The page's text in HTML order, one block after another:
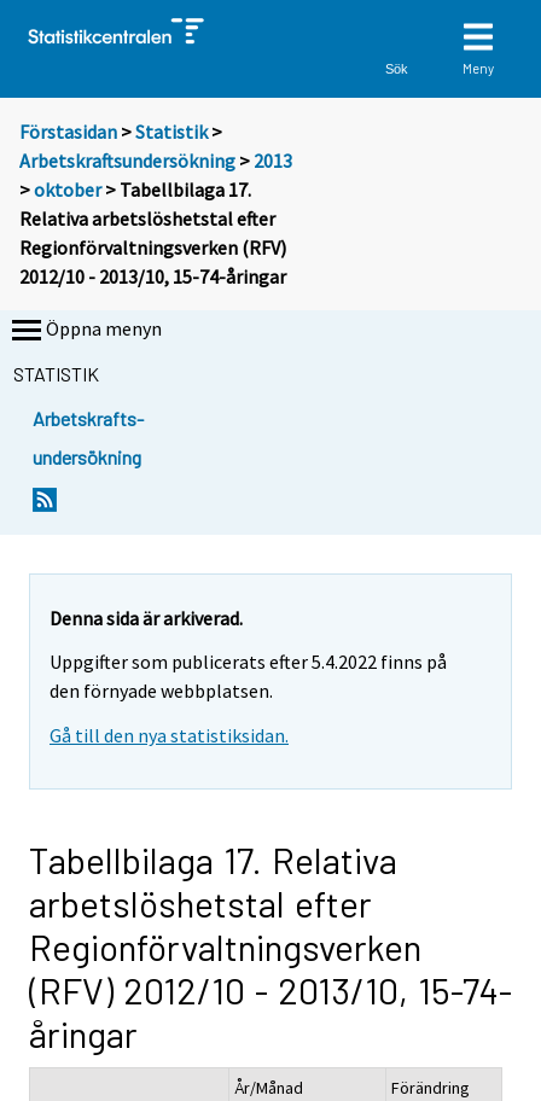
Sök Meny
Förstasidan >Statistik >
Arbetskraftsundersökning > 2013
>oktober> Tabellbilaga 17.
Relativa arbetslöshetstal efter
Regionförvaltningsverken (RFV)
2012/10 - 2013/10, 15-74-åringar
Öppna menyn
STATISTIK
Arbetskrafts-
undersökning
Denna sida är arkiverad.
Uppgifter som publicerats efter 5.4.2022 finns på
den förnyade webbplatsen.
Gå till den nya statistiksidan.
Tabellbilaga 17. Relativa
arbetslöshetstal efter
Regionförvaltningsverken
(RFV) 2012/10 - 2013/10, 15-74-
åringar
År/Månad
Förändring